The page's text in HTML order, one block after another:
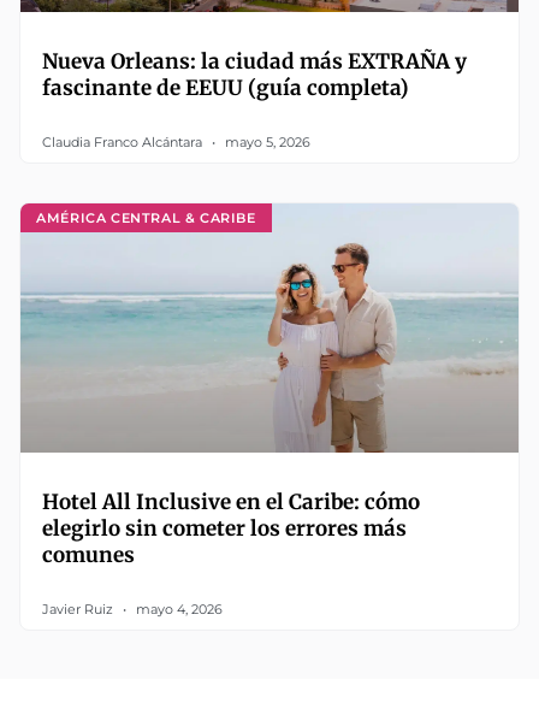
Nueva Orleans: la ciudad más EXTRAÑA y
fascinante de EEUU (guía completa)
Claudia Franco Alcántara mayo 5, 2026
AMÉRICA CENTRAL & CARIBE
Hotel All Inclusive en el Caribe: cómo
elegirlo sin cometer los errores más
comunes
Javier Ruiz mayo 4, 2026